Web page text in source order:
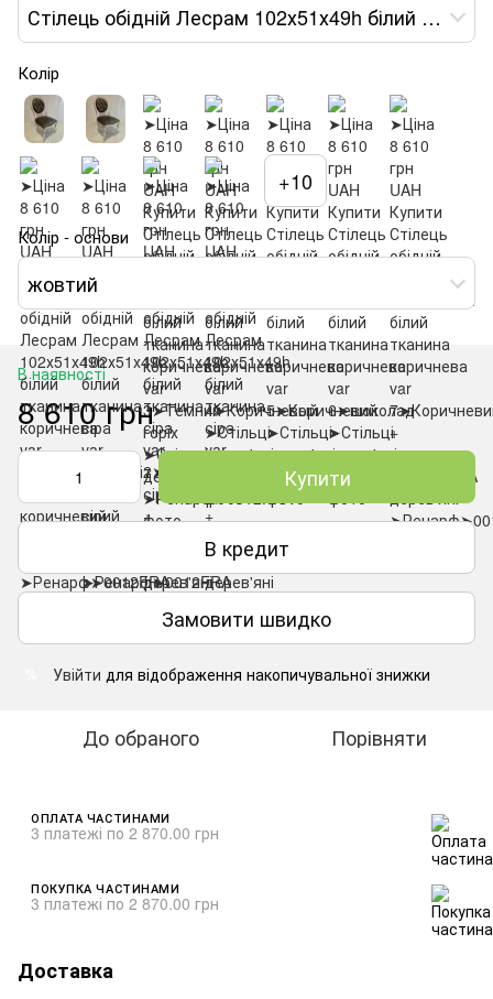
Стілець обідній Лесрам 102х51х49h білий тканина жовта var 1
Колір
+10
Колір - основи
жовтий
В наявності
8 610 грн
Купити
В кредит
Замовити швидко
Увійти для відображення накопичувальної знижки
До обраного Порівняти
ОПЛАТА ЧАСТИНАМИ
3 платежі по 2 870.00 грн
ПОКУПКА ЧАСТИНАМИ
3 платежі по 2 870.00 грн
Доставка